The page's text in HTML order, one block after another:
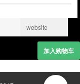
website